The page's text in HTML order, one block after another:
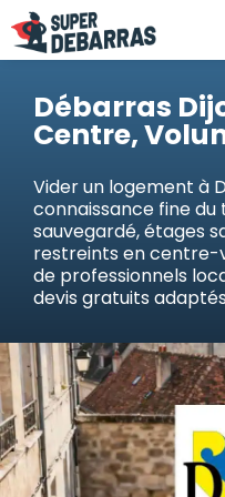
Skip
to
Débarras
Centre,
Vider un logement à
connaissance fine
sauvegardé, étages
restreints en centre-
de professionnels
devis gratuits